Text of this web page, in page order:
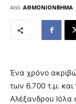
Από ΑΘΜΟΝΙΟΝΒΗΜΑ
Ένα χρόνο
των 6.700 τ.μ. και
Αλέξανδρου Ιόλα